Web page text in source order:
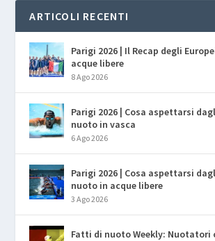
ARTICOLI RECENTI
Parigi 2026 | Il Recap degli
acque libere
8 Ago 2026
Parigi 2026 | Cosa aspettarsi
nuoto in vasca
6 Ago 2026
Parigi 2026 | Cosa aspettarsi
nuoto in acque libere
3 Ago 2026
Fatti di nuoto Weekly: Nuotatori